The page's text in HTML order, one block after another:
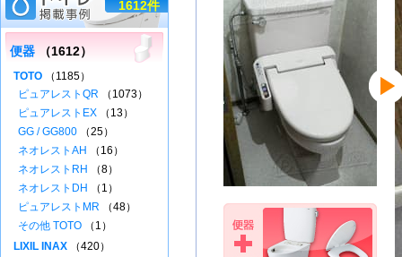
1612件
便器 （1612）
TOTO （1185）
ピュアレストQR （1073）
ピュアレストEX （13）
GG / GG800 （25）
ネオレストAH
（16）
ネオレストRH
（8）
ネオレストDH
（1）
ピュアレストMR （48）
その他 TOTO （1）
LIXIL INAX （420）